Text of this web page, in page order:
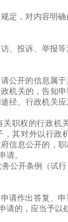
定，对内容明
、投诉、举报
公开的信息属
机关的，告知
径。行政机关
职权的行政
其对外以行
信息公开的，
请。
公开条例（试
请作出答复、
请的，应当予以